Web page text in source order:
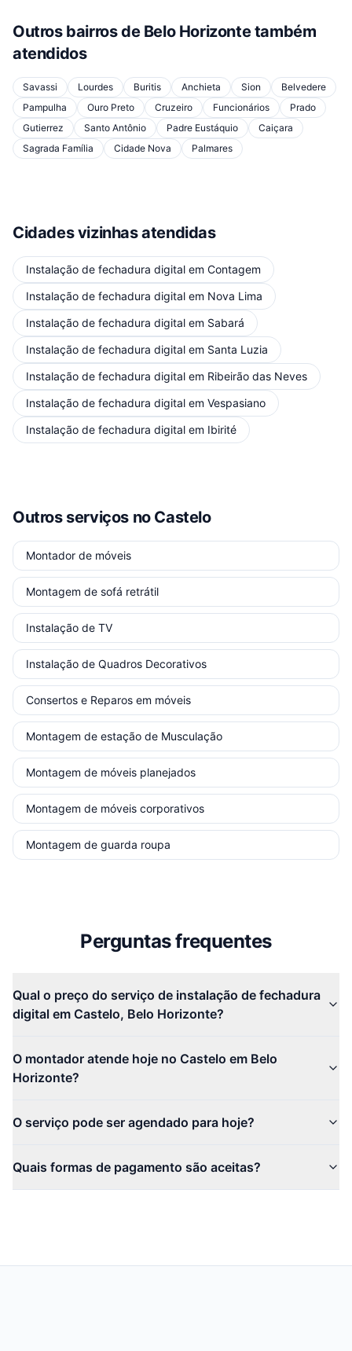
Outros bairros de Belo Horizontetambém
atendidos
Savassi Lourdes Buritis Anchieta Sion
Belvedere
Pampulha
Ouro Preto Cruzeiro Funcionários
Prado
Gutierrez
Santo Antônio Padre Eustáquio
Caiçara
Sagrada Família
Cidade Nova Palmares
Cidades vizinhas atendidas
Instalação de fechadura digital em Contagem
Instalação de fechadura digital em Nova Lima
Instalação de fechadura digital em Sabará
Instalação de fechadura digital em Santa Luzia
Instalação de fechadura digital em Ribeirão das Neves
Instalação de fechadura digital em Vespasiano
Instalação de fechadura digital em Ibirité
Outros serviços no Castelo
Montador de móveis
Montagem de sofá retrátil
Instalação de TV
Instalação de Quadros Decorativos
Consertos e Reparos em móveis
Montagem de estação de Musculação
Montagem de móveis planejados
Montagem de móveis corporativos
Montagem de guarda roupa
Perguntas frequentes
Qual o preço do serviço de instalação de fechadura
digital em Castelo, Belo Horizonte?
O montador atende hoje no Castelo em Belo
Horizonte?
O serviço pode ser agendado para hoje?
Quais formas de pagamento são aceitas?